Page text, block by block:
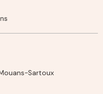
Sartoux